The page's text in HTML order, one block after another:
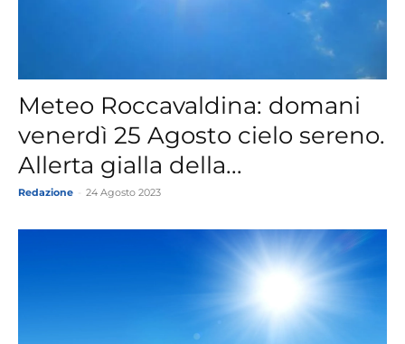
Meteo Roccavaldina: domani
venerdì 25 Agosto cielo sereno.
Allerta gialla della...
Redazione 24 Agosto 2023